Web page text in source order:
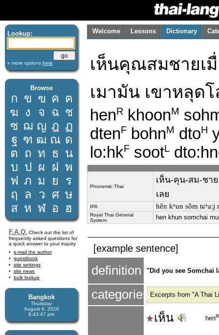
Lookup:
» more options here
Browse
ก ข ฃ ค ฅ
ฆ ง จ ฉ ช
ซ ฌ ญ ฎ ฏ
ฐ ฑ ฒ ณ ด
ต ถ ท ธ น
บ ป ผ ฝ พ
ฟ ภ ม ย
ร
ฤ
ล ว ศ ษ
ส ห ฬ อ ฮ
F.A.Q. Check out the list of
frequently asked questions for
a quick answer to your inquiry
e-mail the author
guestbook
site settings
site news
bulk lookup
Bangkok
Thursday
August 6, 2026
8:43:48 pm
Welcome Lessons Dictionary
เห็นคุณสมชายเ
เมามัน เขาหลุด
henR khoonM
dtenF bohnM dtoH
lo:hkF sootL
Phonemic Thai
เห็น-คุน-สม-ชา
เลย
IPA hěn kʰun sǒm
Royal Thai General
System
hen khun somchai
[example sentence]
definition "Did you see Somchai
categories Excerpts from "A Thai
เห็น henR